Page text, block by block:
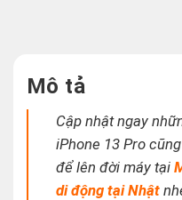
Mô tả
Cập nhật ngay
iPhone 13 Pro
để lên đời máy tại
di động tại Nhật